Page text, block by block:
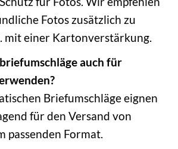
Fotos zusätzlich zu
mit einer Kartonverstärkung.
auch für
Briefumschläge eignen
für den Versand von
passenden Format.